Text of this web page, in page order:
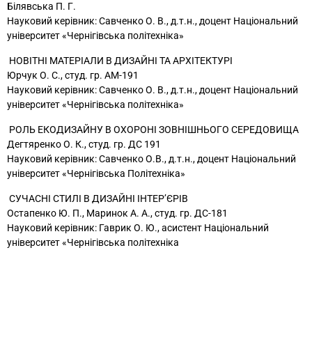
Білявська П. Г.
Науковий керівник: Савченко О. В., д.т.н., доцент Національний
університет «Чернігівська політехніка»
НОВІТНІ МАТЕРІАЛИ В ДИЗАЙНІ ТА АРХІТЕКТУРІ
Юрчук О. С., студ. гр. АМ-191
Науковий керівник: Савченко О. В., д.т.н., доцент Національний
університет «Чернігівська політехніка»
РОЛЬ ЕКОДИЗАЙНУ В ОХОРОНІ ЗОВНІШНЬОГО СЕРЕДОВИЩА
Дегтяренко О. К., студ. гр. ДС 191
Науковий керівник: Савченко О.В., д.т.н., доцент Національний
університет «Чернігівська Політехніка»
СУЧАСНІ СТИЛІ В ДИЗАЙНІ ІНТЕР’ЄРІВ
Остапенко Ю. П., Маринок А. А., студ. гр. ДС-181
Науковий керівник: Гаврик О. Ю., асистент Національний
університет «Чернігівська політехніка